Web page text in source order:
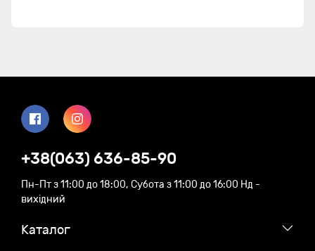
+38(063) 636-85-90
Пн-Пт з 11:00 до 18:00, Субота з 11:00 до 16:00 Нд -
вихідний
Каталог